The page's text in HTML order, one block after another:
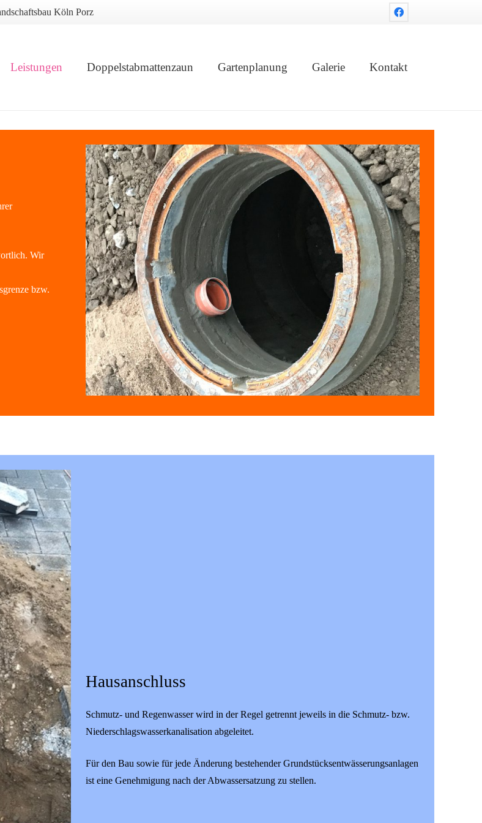
Köln Porz
Leistungen Doppelstabmattenzaun Gartenplanung Galerie Kontakt
Wir
bzw.
Hausanschluss
Schmutz- und Regenwasser wird in der Regel getrennt jeweils in die Schmutz- bzw.
Niederschlagswasserkanalisation abgeleitet.
Für den Bau sowie für jede Änderung bestehender Grundstücksentwässerungsanlagen
ist eine Genehmigung nach der Abwassersatzung zu stellen.